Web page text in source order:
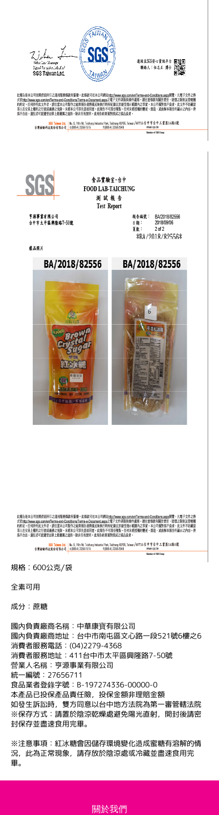
規格︰600公克∕袋
全素可用
成分：蔗糖
國內負責廠商名稱：中華康寶有限公司
國內負責廠商地址：台中市南屯區文心路一段521號6樓之6
消費者服務電話：(04)2279-4368
消費者服務地址：411台中市太平區興隆路7-50號
營業人名稱：亨源事業有限公司
統一編號：27656711
食品業者登錄字號 ： B-197274336-00000-0
本產品已投保產品責任險，投保金額非理賠金額
如發生訴訟時，雙方同意以台中地方法院為第一審管轄法院
※保存方式：請置於陰涼乾燥處避免陽光直射，開封後請密
封保存並盡速食用完畢。
※注意事項：紅冰糖會因儲存環境變化造成蜜糖有溶解的情
況，此為正常現象，請存放於陰涼處或冷藏並盡速食用完
畢。
關於我們